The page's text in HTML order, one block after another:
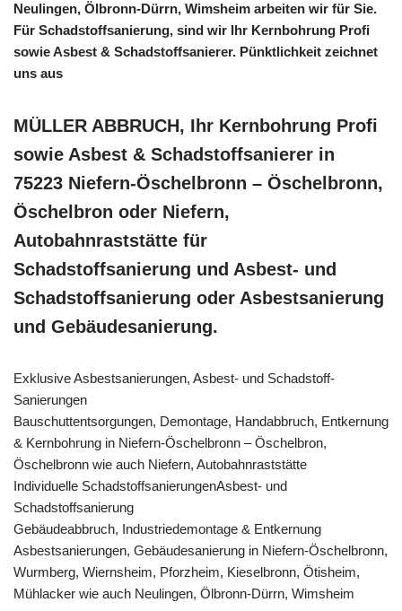
Neulingen, Ölbronn-Dürrn, Wimsheim arbeiten wir für Sie.
Für Schadstoffsanierung, sind wir Ihr Kernbohrung Profi
sowie Asbest & Schadstoffsanierer. Pünktlichkeit zeichnet
uns aus
MÜLLER ABBRUCH, Ihr Kernbohrung Profi
sowie Asbest & Schadstoffsanierer in
75223 Niefern-Öschelbronn – Öschelbronn,
Öschelbron oder Niefern,
Autobahnraststätte für
Schadstoffsanierung und Asbest- und
Schadstoffsanierung oder Asbestsanierung
und Gebäudesanierung.
Exklusive Asbestsanierungen, Asbest- und Schadstoff-
Sanierungen
Bauschuttentsorgungen, Demontage, Handabbruch, Entkernung
& Kernbohrung in Niefern-Öschelbronn – Öschelbron,
Öschelbronn wie auch Niefern, Autobahnraststätte
Individuelle SchadstoffsanierungenAsbest- und
Schadstoffsanierung
Gebäudeabbruch, Industriedemontage & Entkernung
Asbestsanierungen, Gebäudesanierung in Niefern-Öschelbronn,
Wurmberg, Wiernsheim, Pforzheim, Kieselbronn, Ötisheim,
Mühlacker wie auch Neulingen, Ölbronn-Dürrn, Wimsheim